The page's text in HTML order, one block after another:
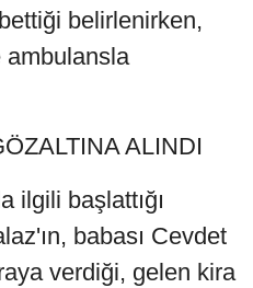
belirlenirken,
ambulansla
ALINDI
ilgili başlattığı
babası Cevdet
verdiği, gelen kira